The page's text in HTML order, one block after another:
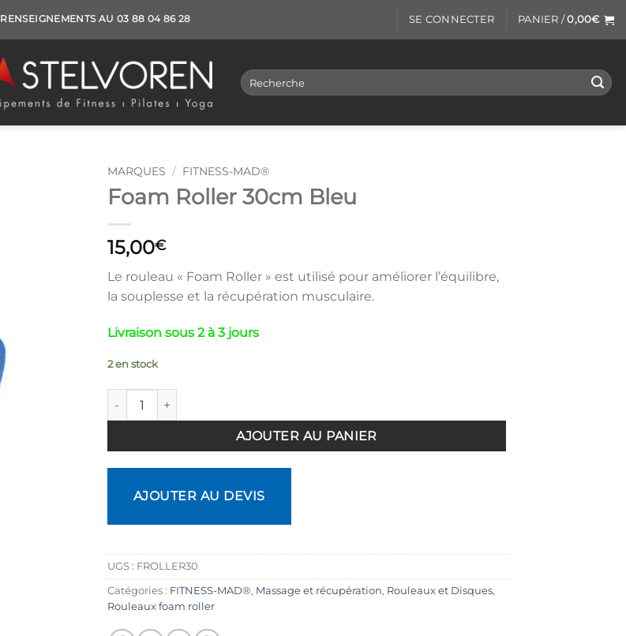
RENSEIGNEMENTS AU 03 88 04 86 28 SE CONNECTER PANIER /0,00€
Recherche
pour :
MARQUES / FITNESS-MAD®
Foam Roller 30cm Bleu
15,00€
Le rouleau « Foam Roller » est utilisé pour améliorer l’équilibre,
la souplesse et la récupération musculaire.
Livraison sous 2 à 3 jours
2 en stock
quantité de Foam Roller 30cm Bleu
AJOUTER AU PANIER
AJOUTER AU DEVIS
UGS : FROLLER30
Catégories : FITNESS-MAD®, Massage et récupération, Rouleaux et Disques,
Rouleaux foam roller